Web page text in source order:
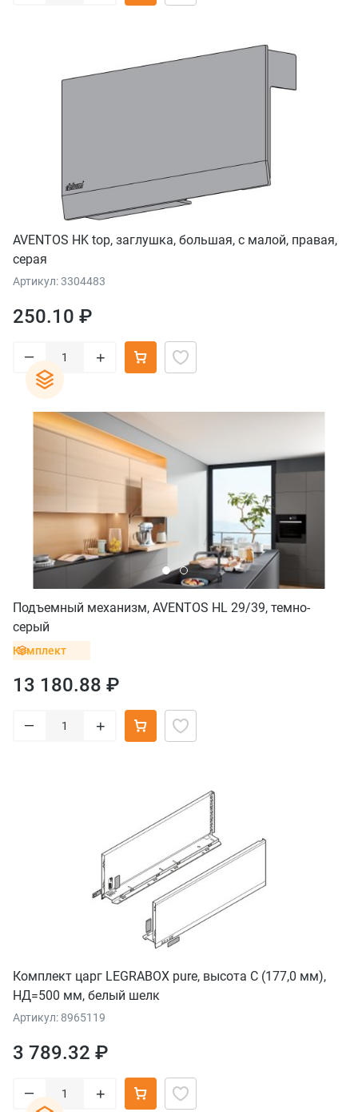
AVENTOS HK top, заглушка, большая, с малой, правая,
серая
Артикул: 3304483
250.10 ₽
– +
Подъемный механизм, AVENTOS HL 29/39, темно-
серый
Комплект
13 180.88 ₽
– +
Комплект царг LEGRABOX pure, высота C (177,0 мм),
НД=500 мм, белый шелк
Артикул: 8965119
3 789.32 ₽
– +